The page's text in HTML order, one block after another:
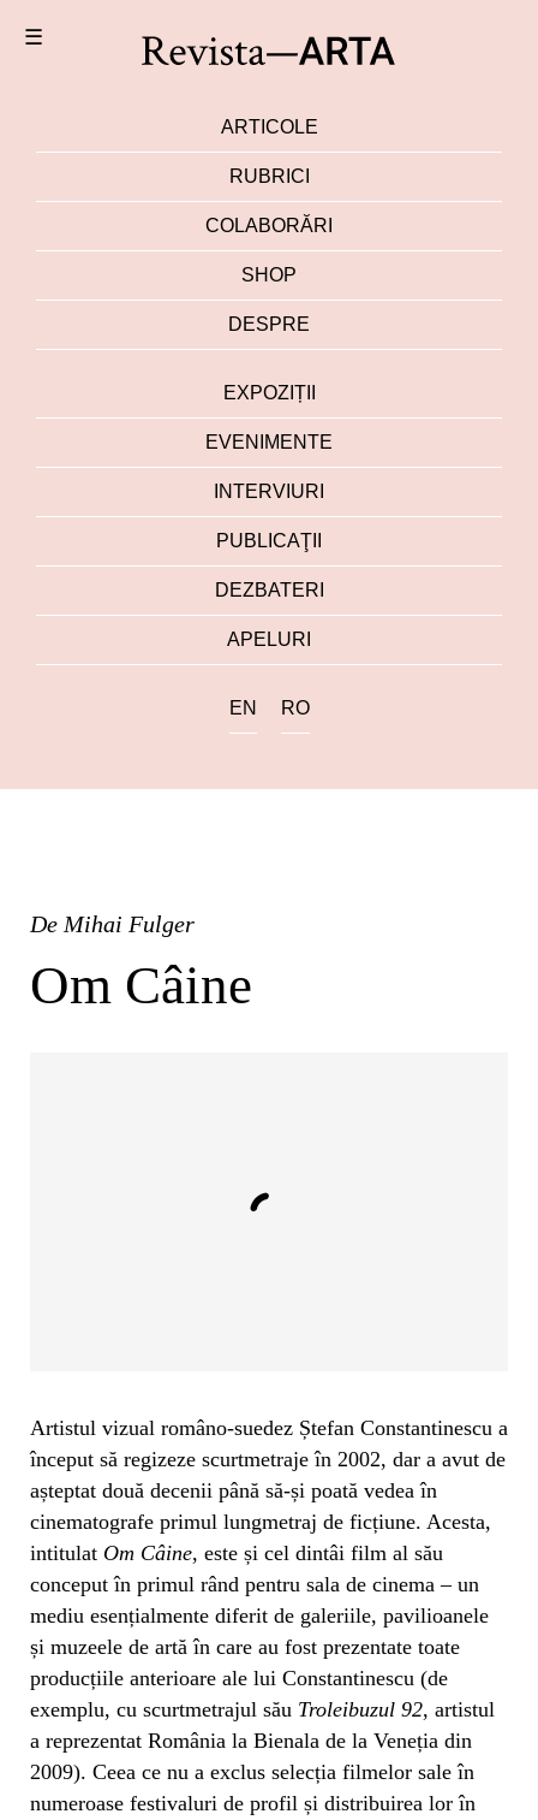
☰
ARTICOLE
RUBRICI
COLABORĂRI
SHOP
DESPRE
EXPOZIȚII
EVENIMENTE
INTERVIURI
PUBLICAŢII
DEZBATERI
APELURI
EN RO
De Mihai Fulger
Om Câine
Artistul vizual româno-suedez Ștefan Constantinescu a
început să regizeze scurtmetraje în 2002, dar a avut de
așteptat două decenii până să-și poată vedea în
cinematografe primul lungmetraj de ficțiune. Acesta,
intitulat Om Câine, este și cel dintâi film al său
conceput în primul rând pentru sala de cinema – un
mediu esențialmente diferit de galeriile, pavilioanele
și muzeele de artă în care au fost prezentate toate
producțiile anterioare ale lui Constantinescu (de
exemplu, cu scurtmetrajul său Troleibuzul 92, artistul
a reprezentat România la Bienala de la Veneția din
2009). Ceea ce nu a exclus selecția filmelor sale în
numeroase festivaluri de profil și distribuirea lor în